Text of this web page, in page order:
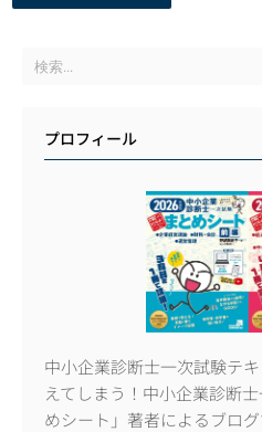
プロフィール
中小企業診断士一次試験テ
えてしまう！中小企業診断
めシート」著者によるブログ